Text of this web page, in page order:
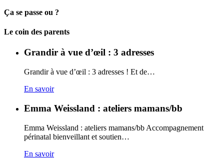
Ça se passe ou ?
Carto
Le coin des parents
Grandir à vue d’œil : 3 adresses
Grandir à vue d’œil : 3 adresses ! Et de…
En savoir
Emma Weissland : ateliers mamans/bb
Emma Weissland : ateliers mamans/bb Accompagnement
périnatal bienveillant et soutien…
En savoir